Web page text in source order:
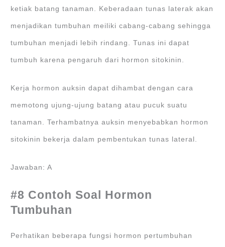
ketiak batang tanaman. Keberadaan tunas laterak akan
menjadikan tumbuhan meiliki cabang-cabang sehingga
tumbuhan menjadi lebih rindang. Tunas ini dapat
tumbuh karena pengaruh dari hormon sitokinin.
Kerja hormon auksin dapat dihambat dengan cara
memotong ujung-ujung batang atau pucuk suatu
tanaman. Terhambatnya auksin menyebabkan hormon
sitokinin bekerja dalam pembentukan tunas lateral.
Jawaban: A
#8 Contoh Soal Hormon
Tumbuhan
Perhatikan beberapa fungsi hormon pertumbuhan